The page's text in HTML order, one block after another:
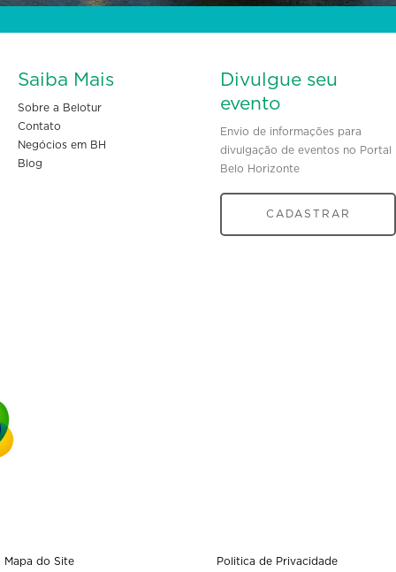
Saiba Mais
Sobre a Belotur
Contato
Negócios em BH
Blog
Divulgue seu
evento
Envio de informações para
divulgação de eventos no Portal
Belo Horizonte
CADASTRAR
Mapa do Site Politica de Privacidade